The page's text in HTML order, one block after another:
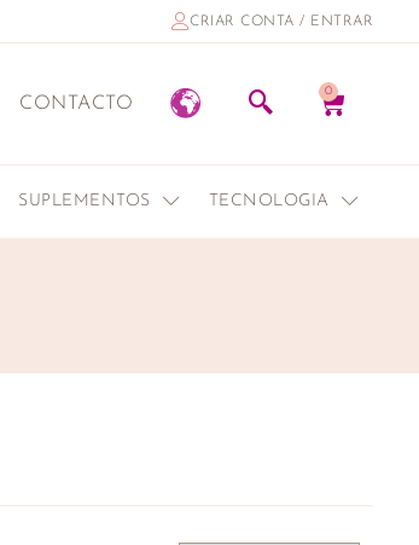
CRIAR CONTA / ENTRAR
CONTACTO
0
SUPLEMENTOS TECNOLOGIA